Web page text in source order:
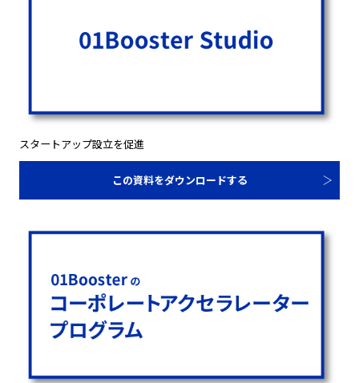
スタートアップ設立を促進
この資料をダウンロードする